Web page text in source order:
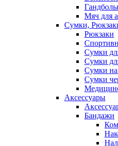
Мяч для
Сумки,
Рюкзаки
Сумки
Сумки
Сумки на
Сумки
Аксессуары
Бандажи